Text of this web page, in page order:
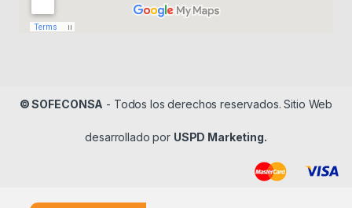
© SOFECONSA - Todos los derechos reservados. Sitio Web
desarrollado por USPD Marketing.